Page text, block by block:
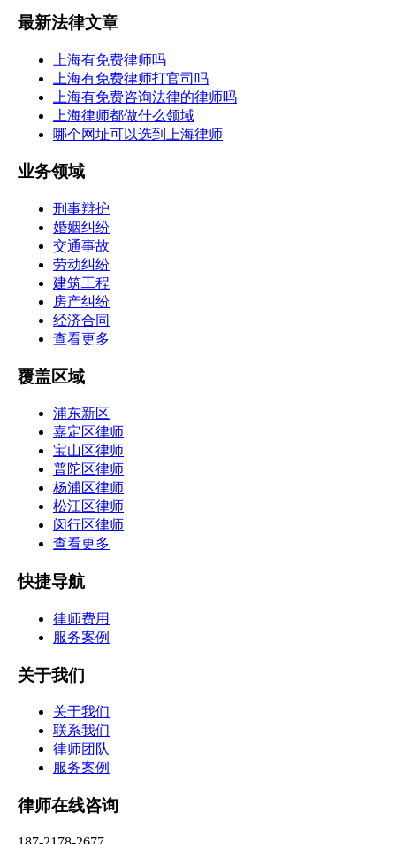
最新法律文章
上海有免费律师吗
上海有免费律师打官司吗
上海有免费咨询法律的律师吗
上海律师都做什么领域
哪个网址可以选到上海律师
业务领域
刑事辩护
婚姻纠纷
交通事故
劳动纠纷
建筑工程
房产纠纷
经济合同
查看更多
覆盖区域
浦东新区
嘉定区律师
宝山区律师
普陀区律师
杨浦区律师
松江区律师
闵行区律师
查看更多
快捷导航
律师费用
服务案例
关于我们
关于我们
联系我们
律师团队
服务案例
律师在线咨询